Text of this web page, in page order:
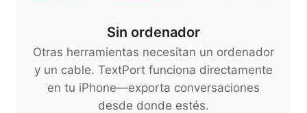
Sin ordenador
Otras herramientas necesitan un ordenador
y un cable. TextPort funciona directamente
en tu iPhone—exporta conversaciones
desde donde estés.